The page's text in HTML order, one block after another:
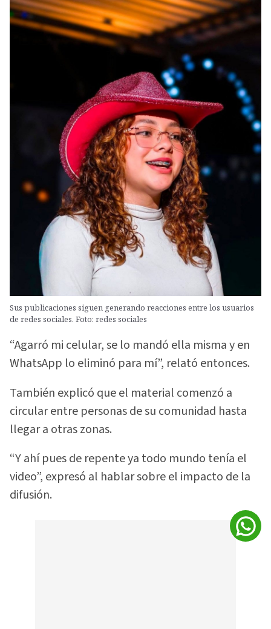
Sus publicaciones siguen generando reacciones entre los usuarios
de redes sociales. Foto: redes sociales
“Agarró mi celular, se lo mandó ella misma y en
WhatsApp lo eliminó para mí”, relató entonces.
También explicó que el material comenzó a
circular entre personas de su comunidad hasta
llegar a otras zonas.
“Y ahí pues de repente ya todo mundo tenía el
video”, expresó al hablar sobre el impacto de la
difusión.